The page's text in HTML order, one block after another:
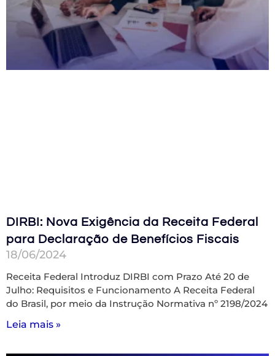
DIRBI: Nova Exigência da Receita Federal
para Declaração de Benefícios Fiscais
18/06/2024
Receita Federal Introduz DIRBI com Prazo Até 20 de
Julho: Requisitos e Funcionamento A Receita Federal
do Brasil, por meio da Instrução Normativa nº 2198/2024
Leia mais »